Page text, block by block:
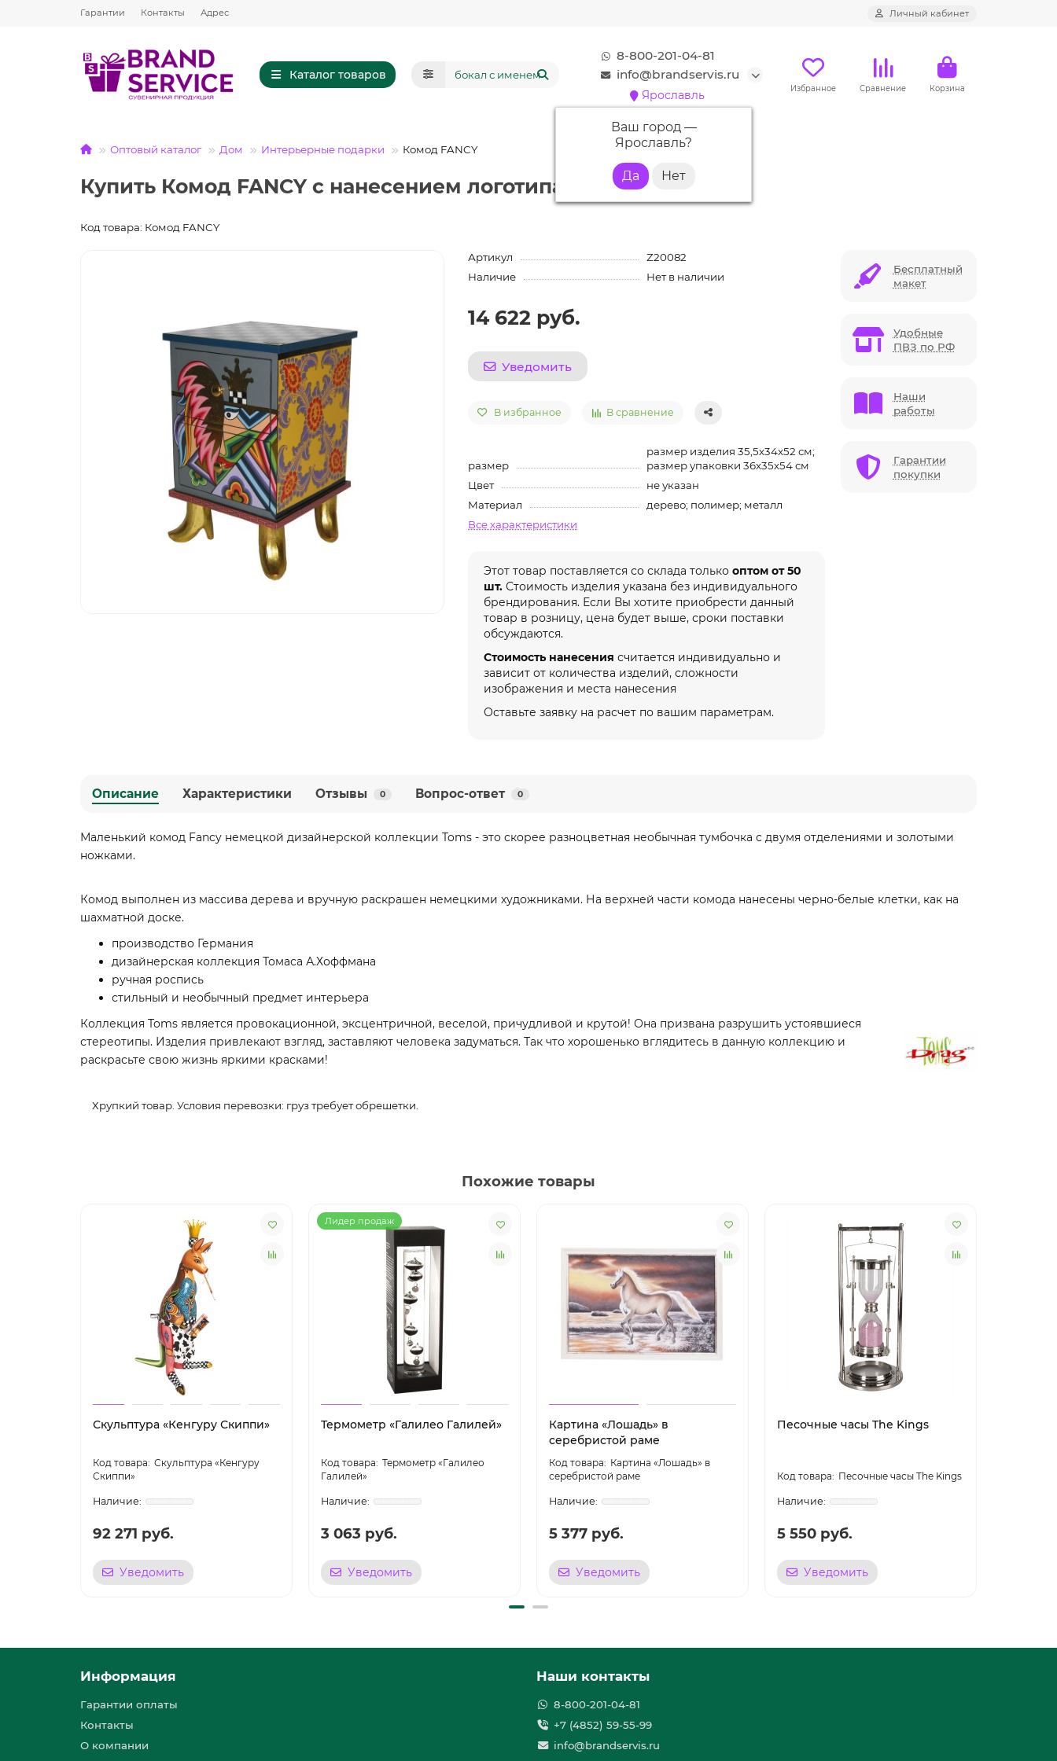
Гарантии Контакты Адрес Личный кабинет
Каталог товаров
8-800-201-04-81
info@brandservis.ru
Ярославль
Ваш город —
Ярославль?
Избранное Сравнение Корзина
Оптовый каталог Дом Интерьерные подарки Комод FANCY
Купить Комод FANCY с нанесением логотипа
Код товара: Комод FANCY
Артикул
Z20082
Наличие
Нет в наличии
14 622 руб.
Уведомить
В избранное В сравнение
размер
размер изделия 35,5х34х52 см;
размер упаковки 36х35х54 см
Цвет
не указан
Материал
дерево; полимер; металл
Все характеристики
Этот товар поставляется со склада толькооптом от 50
шт. Стоимость изделия указана без индивидуального
брендирования. Если Вы хотите приобрести данный
товар в розницу, цена будет выше, сроки поставки
обсуждаются.
Стоимость нанесения считается индивидуально и
зависит от количества изделий, сложности
изображения и места нанесения
Оставьте заявку на расчет по вашим параметрам.
Бесплатный
макет
Удобные
ПВЗ по РФ
Наши
работы
Гарантии
покупки
Описание Характеристики Отзывы 0 Вопрос-ответ 0
Маленький комод Fancy немецкой дизайнерской коллекции Toms - это скорее разноцветная необычная тумбочка с двумя отделениями и золотыми
ножками.
Комод выполнен из массива дерева и вручную раскрашен немецкими художниками. На верхней части комода нанесены черно-белые клетки, как на
шахматной доске.
производство Германия
дизайнерская коллекция Томаса А.Хоффмана
ручная роспись
стильный и необычный предмет интерьера
Коллекция Toms является провокационной, эксцентричной, веселой, причудливой и крутой! Она призвана разрушить устоявшиеся
стереотипы. Изделия привлекают взгляд, заставляют человека задуматься. Так что хорошенько вглядитесь в данную коллекцию и
раскрасьте свою жизнь яркими красками!
Хрупкий товар. Условия перевозки: груз требует обрешетки.
Похожие товары
Скульптура «Кенгуру Скиппи»
Скульптура «Кенгуру
Скиппи»
92 271 руб.
Уведомить
Лидер продаж
Термометр «Галилео Галилей»
Термометр «Галилео
Галилей»
3 063 руб.
Уведомить
Картина «Лошадь» в
серебристой раме
Картина «Лошадь» в
серебристой раме
5 377 руб.
Уведомить
Песочные часы The Kings
Песочные часы The Kings
5 550 руб.
Уведомить
Информация
Гарантии оплаты
Контакты
О компании
Наши контакты
8-800-201-04-81
+7 (4852) 59-55-99
info@brandservis.ru